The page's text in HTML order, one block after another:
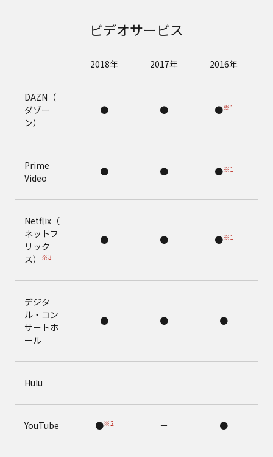
ビデオサービス
2018年 2017年 2016年
DAZN（
ダゾー
ン）
● ● ●※1
Prime
Video
● ● ●※1
Netflix（
ネットフ
リック
ス）
※3
● ● ●※1
デジタ
ル・コン
サートホ
ール
● ● ●
Hulu － － －
YouTube ●※2 － ●